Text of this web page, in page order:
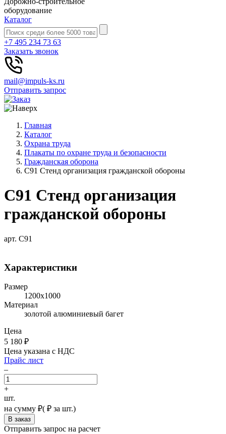
оборудование
Каталог
+7 495 234 73 63
Заказать звонок
mail@impuls-ks.ru
Отправить запрос
Главная
Каталог
Охрана труда
Плакаты по охране труда и безопасности
Гражданская оборона
С91 Стенд организация гражданской обороны
С91 Стенд организация
гражданской обороны
арт. С91
Характеристики
Размер
1200х1000
Материал
золотой алюминиевый багет
Цена
5 180 ₽
Цена указана с НДС
Прайс лист
–
+
шт.
на сумму ₽( ₽ за шт.)
Отправить запрос на расчет